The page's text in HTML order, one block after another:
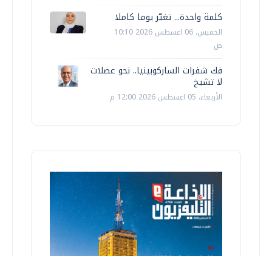
كلمة واحدة... تغيّر يوما كاملا
الخميس، 06 اغسطس 2026 10:10
ص
فك شفرات الساركوبينيا.. نحو عضلات
لا تشيخ
الأربعاء، 05 اغسطس 2026 12:00 م